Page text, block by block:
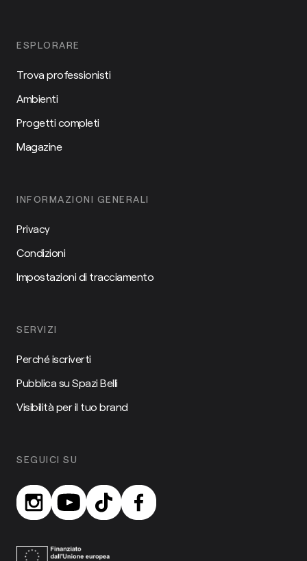
ESPLORARE
Trova professionisti
Ambienti
Progetti completi
Magazine
INFORMAZIONI GENERALI
Privacy
Condizioni
Impostazioni di tracciamento
SERVIZI
Perché iscriverti
Pubblica su Spazi Belli
Visibilità per il tuo brand
SEGUICI SU